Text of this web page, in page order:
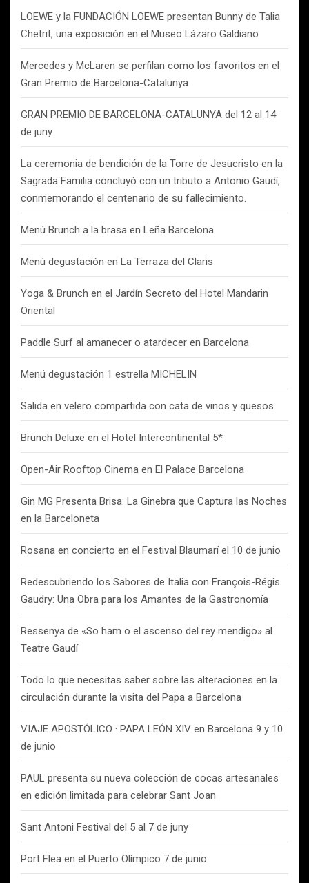
LOEWE y la FUNDACIÓN LOEWE presentan Bunny de Talia
Chetrit, una exposición en el Museo Lázaro Galdiano
Mercedes y McLaren se perfilan como los favoritos en el
Gran Premio de Barcelona-Catalunya
GRAN PREMIO DE BARCELONA-CATALUNYA del 12 al 14
de juny
La ceremonia de bendición de la Torre de Jesucristo en la
Sagrada Familia concluyó con un tributo a Antonio Gaudí,
conmemorando el centenario de su fallecimiento.
Menú Brunch a la brasa en Leña Barcelona
Menú degustación en La Terraza del Claris
Yoga & Brunch en el Jardín Secreto del Hotel Mandarin
Oriental
Paddle Surf al amanecer o atardecer en Barcelona
Menú degustación 1 estrella MICHELIN
Salida en velero compartida con cata de vinos y quesos
Brunch Deluxe en el Hotel Intercontinental 5*
Open-Air Rooftop Cinema en El Palace Barcelona
Gin MG Presenta Brisa: La Ginebra que Captura las Noches
en la Barceloneta
Rosana en concierto en el Festival Blaumarí el 10 de junio
Redescubriendo los Sabores de Italia con François-Régis
Gaudry: Una Obra para los Amantes de la Gastronomía
Ressenya de «So ham o el ascenso del rey mendigo» al
Teatre Gaudí
Todo lo que necesitas saber sobre las alteraciones en la
circulación durante la visita del Papa a Barcelona
VIAJE APOSTÓLICO · PAPA LEÓN XIV en Barcelona 9 y 10
de junio
PAUL presenta su nueva colección de cocas artesanales
en edición limitada para celebrar Sant Joan
Sant Antoni Festival del 5 al 7 de juny
Port Flea en el Puerto Olímpico 7 de junio